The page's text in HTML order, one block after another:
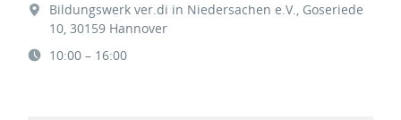
Bildungswerk ver.di in Niedersachen e.V., Goseriede
10, 30159 Hannover
10:00 – 16:00